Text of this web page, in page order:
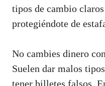
tipos de cambio
protegiéndote de
No cambies dinero
Suelen dar malos
tener billetes falsos.